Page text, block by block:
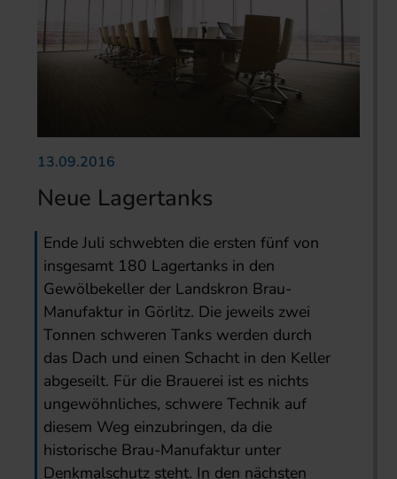
13.09.2016
Neue Lagertanks
Ende Juli schwebten die ersten fünf von
insgesamt 180 Lagertanks in den
Gewölbekeller der Landskron Brau-
Manufaktur in Görlitz. Die jeweils zwei
Tonnen schweren Tanks werden durch
das Dach und einen Schacht in den Keller
abgeseilt. Für die Brauerei ist es nichts
ungewöhnliches, schwere Technik auf
diesem Weg einzubringen, da die
historische Brau-Manufaktur unter
Denkmalschutz steht. In den nächsten